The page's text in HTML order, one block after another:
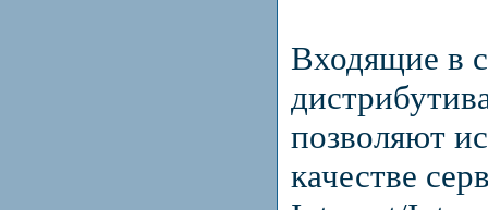
Входящие в
позволяют
качестве